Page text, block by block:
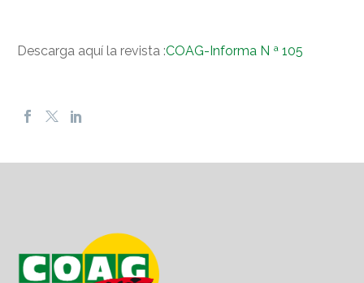
Descarga aquí la revista :COAG-Informa N ª 105